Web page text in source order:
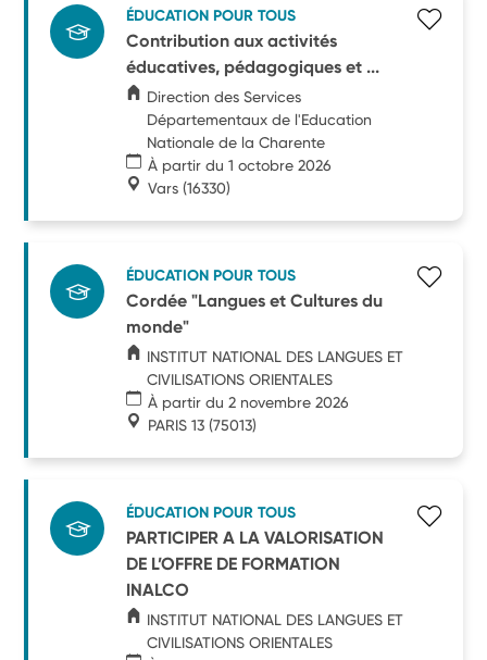
ÉDUCATION POUR TOUS
Contribution aux activités
éducatives, pédagogiques et ...
Direction des Services
Départementaux de l'Education
Nationale de la Charente
À partir du 1 octobre 2026
Vars (16330)
ÉDUCATION POUR TOUS
Cordée "Langues et Cultures du
monde"
INSTITUT NATIONAL DES LANGUES ET
CIVILISATIONS ORIENTALES
À partir du 2 novembre 2026
PARIS 13 (75013)
ÉDUCATION POUR TOUS
PARTICIPER A LA VALORISATION
DE L’OFFRE DE FORMATION
INALCO
INSTITUT NATIONAL DES LANGUES ET
CIVILISATIONS ORIENTALES